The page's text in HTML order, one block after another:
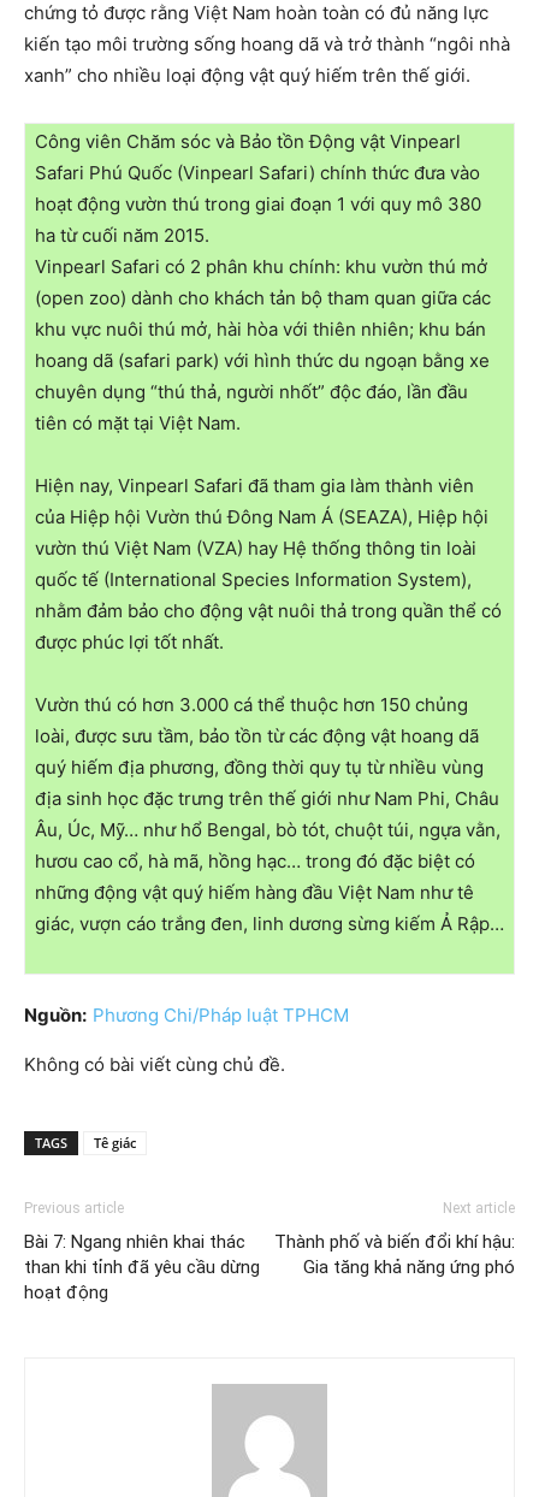
chứng tỏ được rằng Việt Nam hoàn toàn có đủ năng lực
kiến tạo môi trường sống hoang dã và trở thành “ngôi nhà
xanh” cho nhiều loại động vật quý hiếm trên thế giới.
Công viên Chăm sóc và Bảo tồn Động vật Vinpearl
Safari Phú Quốc (Vinpearl Safari) chính thức đưa vào
hoạt động vườn thú trong giai đoạn 1 với quy mô 380
ha từ cuối năm 2015.
Vinpearl Safari có 2 phân khu chính: khu vườn thú mở
(open zoo) dành cho khách tản bộ tham quan giữa các
khu vực nuôi thú mở, hài hòa với thiên nhiên; khu bán
hoang dã (safari park) với hình thức du ngoạn bằng xe
chuyên dụng “thú thả, người nhốt” độc đáo, lần đầu
tiên có mặt tại Việt Nam.
Hiện nay, Vinpearl Safari đã tham gia làm thành viên
của Hiệp hội Vườn thú Đông Nam Á (SEAZA), Hiệp hội
vườn thú Việt Nam (VZA) hay Hệ thống thông tin loài
quốc tế (International Species Information System),
nhằm đảm bảo cho động vật nuôi thả trong quần thể có
được phúc lợi tốt nhất.
Vườn thú có hơn 3.000 cá thể thuộc hơn 150 chủng
loài, được sưu tầm, bảo tồn từ các động vật hoang dã
quý hiếm địa phương, đồng thời quy tụ từ nhiều vùng
địa sinh học đặc trưng trên thế giới như Nam Phi, Châu
Âu, Úc, Mỹ… như hổ Bengal, bò tót, chuột túi, ngựa vằn,
hươu cao cổ, hà mã, hồng hạc… trong đó đặc biệt có
những động vật quý hiếm hàng đầu Việt Nam như tê
giác, vượn cáo trắng đen, linh dương sừng kiếm Ả Rập…
Nguồn: Phương Chi/Pháp luật TPHCM
Không có bài viết cùng chủ đề.
TAGS Tê giác
Previous article
Bài 7: Ngang nhiên khai thác
than khi tỉnh đã yêu cầu dừng
hoạt động
Next article
Thành phố và biến đổi khí hậu:
Gia tăng khả năng ứng phó